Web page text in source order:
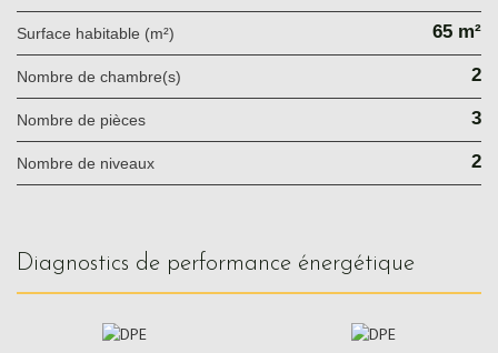
Surface habitable (m²) 65 m²
Nombre de chambre(s) 2
Nombre de pièces 3
Nombre de niveaux 2
diagnostics de performance énergétique